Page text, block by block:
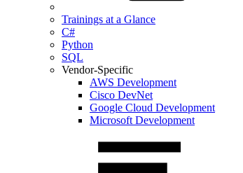
Trainings at a Glance
C#
Python
SQL
Vendor-Specific
AWS Development
Cisco DevNet
Google Cloud Development
Microsoft Development